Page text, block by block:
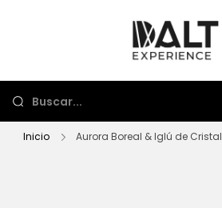
Inicio Aurora Boreal & Iglú de Cristal